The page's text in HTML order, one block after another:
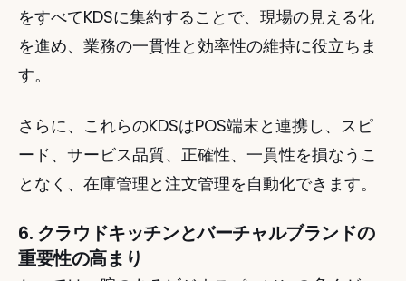
をすべてKDSに集約することで、現場の見える化
を進め、業務の一貫性と効率性の維持に役立ちま
す。
さらに、これらのKDSはPOS端末と連携し、スピ
ード、サービス品質、正確性、一貫性を損なうこ
となく、在庫管理と注文管理を自動化できます。
6. クラウドキッチンとバーチャルブランドの
重要性の高まり